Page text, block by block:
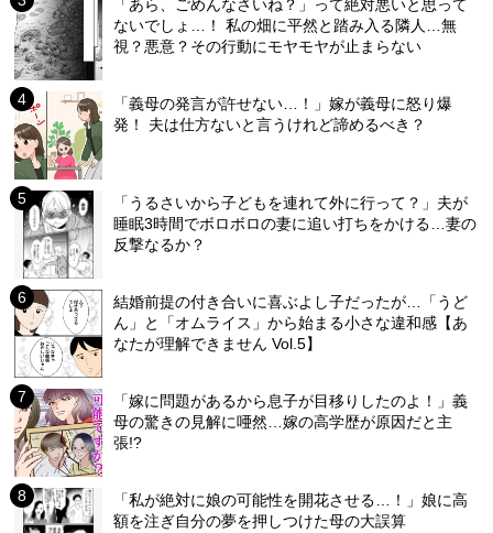
「あら、ごめんなさいね？」って絶対悪いと思って
ないでしょ…！ 私の畑に平然と踏み入る隣人…無
視？悪意？その行動にモヤモヤが止まらない
「義母の発言が許せない…！」嫁が義母に怒り爆
発！ 夫は仕方ないと言うけれど諦めるべき？
「うるさいから子どもを連れて外に行って？」夫が
睡眠3時間でボロボロの妻に追い打ちをかける…妻の
反撃なるか？
結婚前提の付き合いに喜ぶよし子だったが…「うど
ん」と「オムライス」から始まる小さな違和感【あ
なたが理解できません Vol.5】
「嫁に問題があるから息子が目移りしたのよ！」義
母の驚きの見解に唖然…嫁の高学歴が原因だと主
張!?
「私が絶対に娘の可能性を開花させる…！」娘に高
額を注ぎ自分の夢を押しつけた母の大誤算